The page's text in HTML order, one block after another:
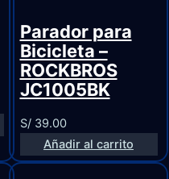
Parador para
Bicicleta –
ROCKBROS
JC1005BK
S/39.00
Añadir al carrito